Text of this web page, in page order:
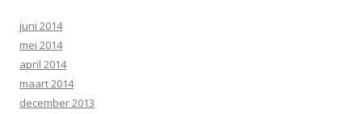
juni 2014
mei 2014
april 2014
maart 2014
december 2013